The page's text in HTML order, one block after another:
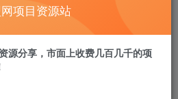
币9.9
项目资源站
源分享，市面上收费几百几千的项